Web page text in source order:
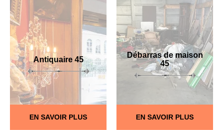
Antiquaire 45
EN SAVOIR PLUS
Débarras de maison
45
EN SAVOIR PLUS